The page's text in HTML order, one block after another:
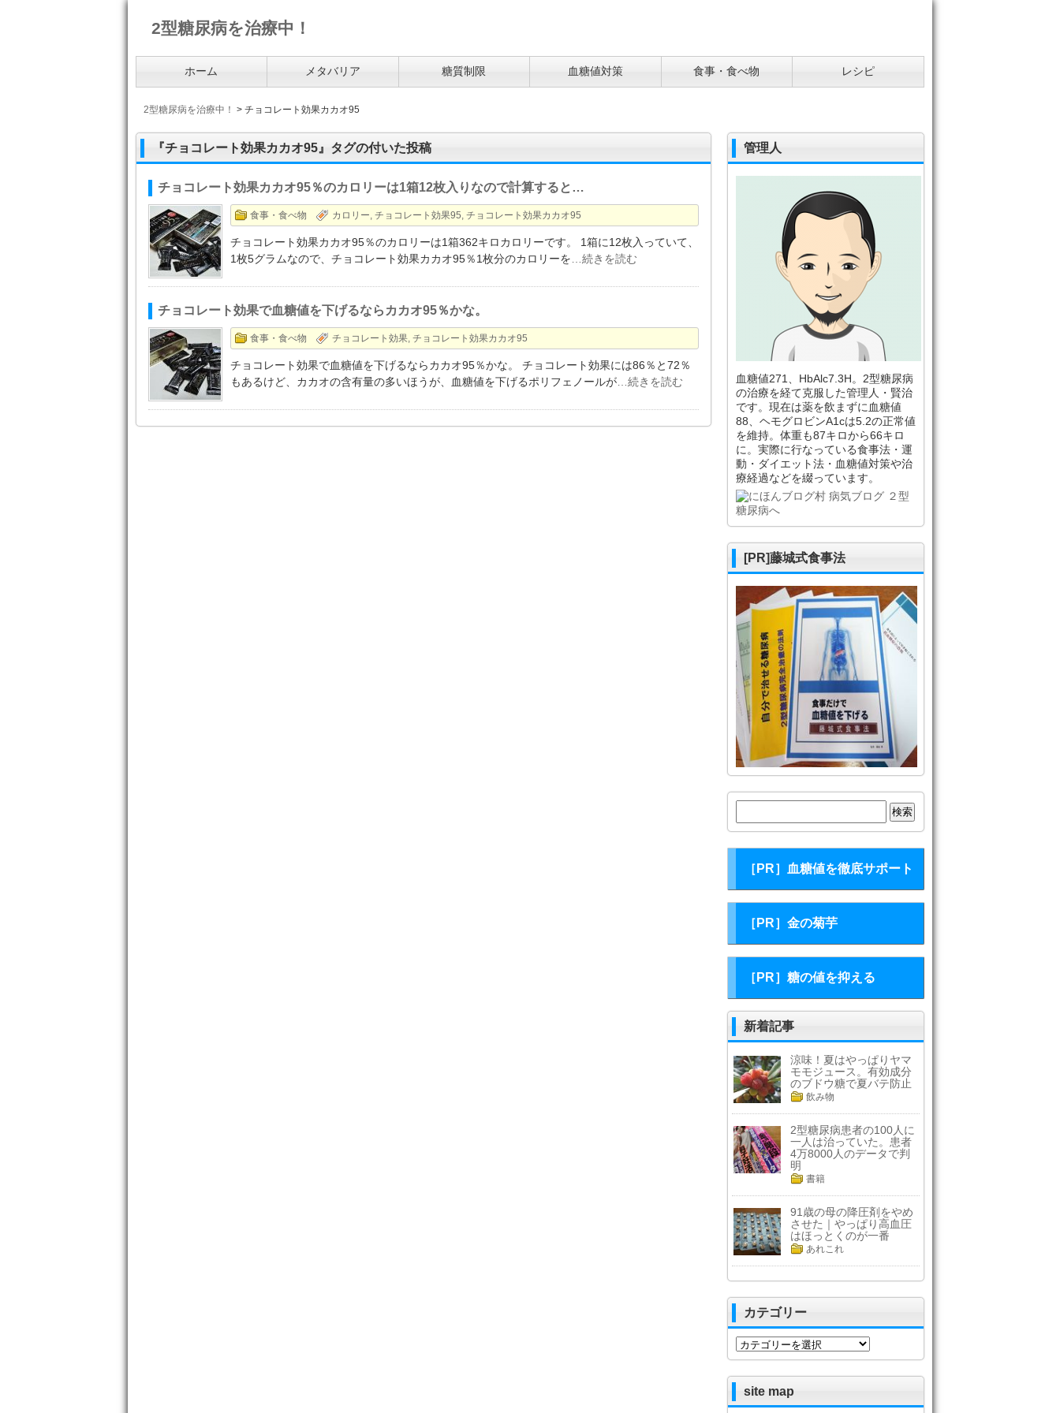
2型糖尿病を治療中！
ホーム メタバリア 糖質制限 血糖値対策 食事・食べ物 レシピ
2型糖尿病を治療中！ > チョコレート効果カカオ95
『チョコレート効果カカオ95』タグの付いた投稿
チョコレート効果カカオ95％のカロリーは1箱12枚入りなので計算すると…
食事・食べ物 カロリー, チョコレート効果95, チョコレート効果カカオ95
チョコレート効果カカオ95％のカロリーは1箱362キロカロリーです。 1箱に12枚入っていて、
1枚5グラムなので、チョコレート効果カカオ95％1枚分のカロリーを …続きを読む
チョコレート効果で血糖値を下げるならカカオ95％かな。
食事・食べ物 チョコレート効果, チョコレート効果カカオ95
チョコレート効果で血糖値を下げるならカカオ95％かな。 チョコレート効果には86％と72％
もあるけど、カカオの含有量の多いほうが、血糖値を下げるポリフェノールが …続きを読む
管理人
血糖値271、HbAlc7.3H。2型糖尿病
の治療を経て克服した管理人・賢治
です。現在は薬を飲まずに血糖値
88、ヘモグロビンA1cは5.2の正常値
を維持。体重も87キロから66キロ
に。実際に行なっている食事法・運
動・ダイエット法・血糖値対策や治
療経過などを綴っています。
[PR]藤城式食事法
索:
［PR］血糖値を徹底サポート
［PR］金の菊芋
［PR］糖の値を抑える
新着記事
涼味！夏はやっぱりヤマ
モモジュース。有効成分
のブドウ糖で夏バテ防止
飲み物
2型糖尿病患者の100人に
一人は治っていた。患者
4万8000人のデータで判
明
書籍
91歳の母の降圧剤をやめ
させた｜やっぱり高血圧
はほっとくのが一番
あれこれ
カテゴリー
カ
リ
ー
site map